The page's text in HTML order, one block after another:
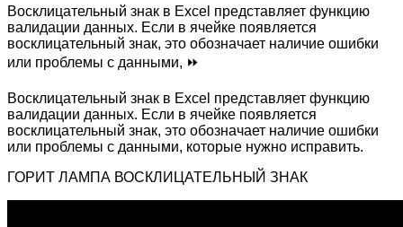
Восклицательный знак в Excel представляет функцию
валидации данных. Если в ячейке появляется
восклицательный знак, это обозначает наличие ошибки
или проблемы с данными, ⏩
Восклицательный знак в Excel представляет функцию
валидации данных. Если в ячейке появляется
восклицательный знак, это обозначает наличие ошибки
или проблемы с данными, которые нужно исправить.
ГОРИТ ЛАМПА ВОСКЛИЦАТЕЛЬНЫЙ ЗНАК